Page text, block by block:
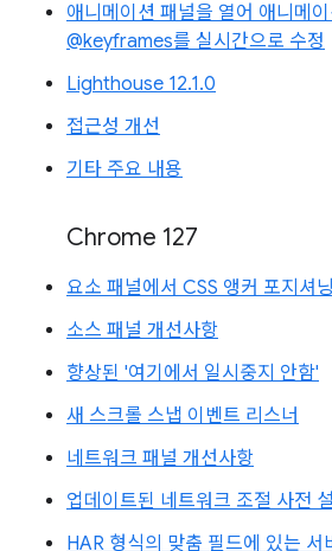
애니메이션 패널을 열어 애니메
@keyframes를 실시간으로 수정
Lighthouse 12.1.0
접근성 개선
기타 주요 내용
Chrome 127
요소 패널에서 CSS 앵커 포지셔
소스 패널 개선사항
향상된 '여기에서 일시중지 안함'
새 스크롤 스냅 이벤트 리스너
네트워크 패널 개선사항
업데이트된 네트워크 조절 사전
HAR 형식의 맞춤 필드에 있는 서